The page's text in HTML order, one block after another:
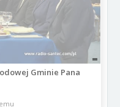
Gminie Pana